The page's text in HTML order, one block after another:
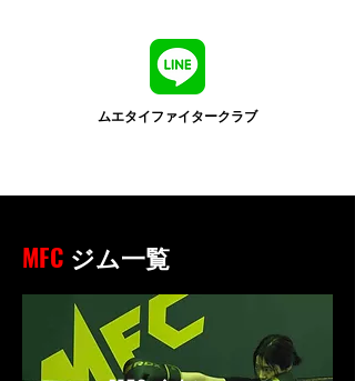
ムエタイファイタークラブ
MFC ジム一覧